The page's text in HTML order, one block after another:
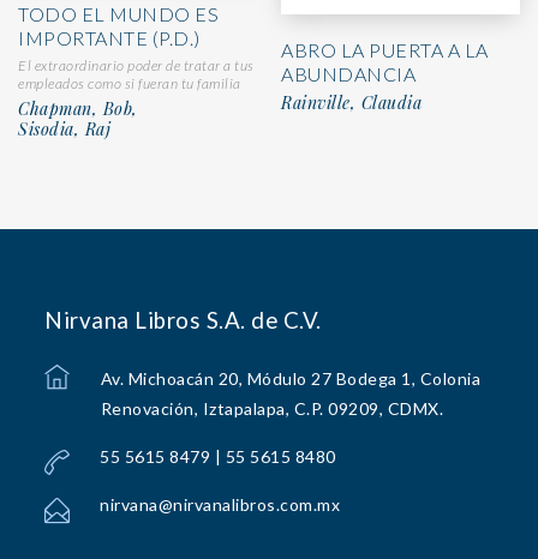
TODO EL MUNDO ES
IMPORTANTE (P.D.)
El extraordinario poder de tratar a tus
empleados como si fueran tu familia
Chapman, Bob,
Sisodia, Raj
ABRO LA PUERTA A LA
ABUNDANCIA
Rainville, Claudia
Nirvana Libros S.A. de C.V.
Av. Michoacán 20, Módulo 27 Bodega 1, Colonia
Renovación, Iztapalapa, C.P. 09209, CDMX.
55 5615 8479 | 55 5615 8480
nirvana@nirvanalibros.com.mx